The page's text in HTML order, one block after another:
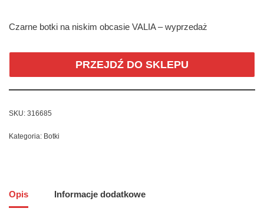
Czarne botki na niskim obcasie VALIA – wyprzedaż
PRZEJDŹ DO SKLEPU
SKU: 316685
Kategoria: Botki
Opis Informacje dodatkowe